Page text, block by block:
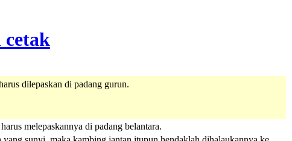
dilepaskan di padang gurun.
melepaskannya di padang belantara.